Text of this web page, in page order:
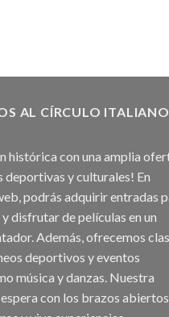
AL CÍRCULO ITALIANO
histórica con una amplia
deportivas y culturales! En
podrás adquirir entradas
disfrutar de películas en un
Además, ofrecemos
deportivos y eventos
música y danzas. Nuestra
con los brazos